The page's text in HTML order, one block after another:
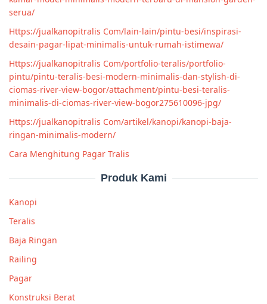
serua/
Https://jualkanopitralis Com/lain-lain/pintu-besi/inspirasi-
desain-pagar-lipat-minimalis-untuk-rumah-istimewa/
Https://jualkanopitralis Com/portfolio-teralis/portfolio-
pintu/pintu-teralis-besi-modern-minimalis-dan-stylish-di-
ciomas-river-view-bogor/attachment/pintu-besi-teralis-
minimalis-di-ciomas-river-view-bogor275610096-jpg/
Https://jualkanopitralis Com/artikel/kanopi/kanopi-baja-
ringan-minimalis-modern/
Cara Menghitung Pagar Tralis
Produk Kami
Kanopi
Teralis
Baja Ringan
Railing
Pagar
Konstruksi Berat